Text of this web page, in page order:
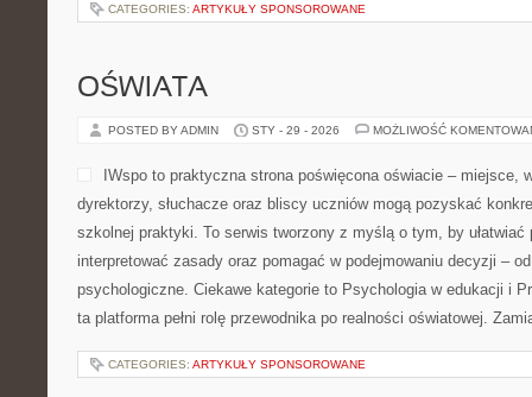
CATEGORIES: ARTYKUŁY SPONSOROWANE
OŚWIATA
POSTED BY ADMIN STY - 29 - 2026 MOŻLIWOŚĆ
IWspo to praktyczna strona poświęcona oświacie – miejsce,
dyrektorzy, słuchacze oraz bliscy uczniów mogą pozyskać
szkolnej praktyki. To serwis tworzony z myślą o tym, by ułatwiać
interpretować zasady oraz pomagać w podejmowaniu decyzji –
psychologiczne. Ciekawe kategorie to Psychologia w edukacji i
ta platforma pełni rolę przewodnika po realności oświatowej.
CATEGORIES: ARTYKUŁY SPONSOROWANE